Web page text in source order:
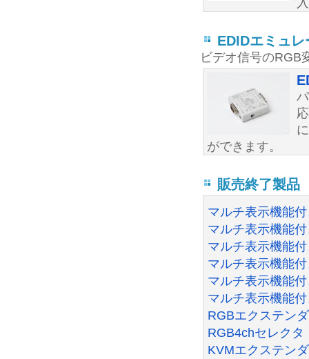
EDIDエミュ
ビデオ信号のRGB
ができます。
販売終了製品
マルチ表示機能
マルチ表示機能
マルチ表示機能
マルチ表示機能
マルチ表示機能
マルチ表示機能
RGBエクステン
RGB4chセレク
KVMエクステン